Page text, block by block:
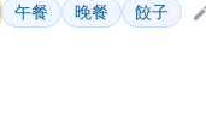
午餐 晚餐 餃子